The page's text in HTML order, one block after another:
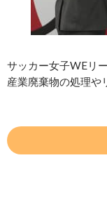
サッカー女子WEリ
産業廃棄物の処理